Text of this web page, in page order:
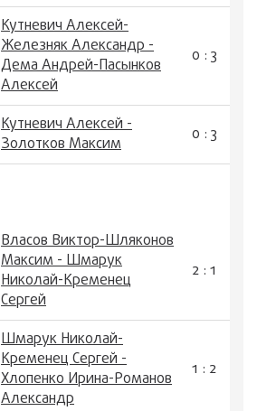
Кутневич Алексей-
Железняк Александр -
Дема Андрей-Пасынков
Алексей
0 : 3
Кутневич Алексей -
Золотков Максим
0 : 3
Власов Виктор-Шляконов
Максим - Шмарук
Николай-Кременец
Сергей
2 : 1
Шмарук Николай-
Кременец Сергей -
Хлопенко Ирина-Романов
Александр
1 : 2